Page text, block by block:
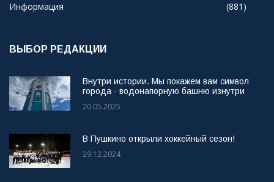
Информация (881)
ВЫБОР РЕДАКЦИИ
Внутри истории. Мы покажем вам символ
города - водонапорную башню изнутри
20.05.2025
В Пушкино открыли хоккейный сезон!
29.12.2024